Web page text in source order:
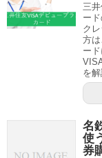
三
ー
ク
方
ー
を解
名
使
券